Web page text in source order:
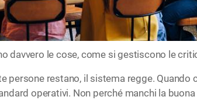
davvero le cose, come si gestiscono le
persone restano, il sistema regge.
operativi. Non perché manchi la